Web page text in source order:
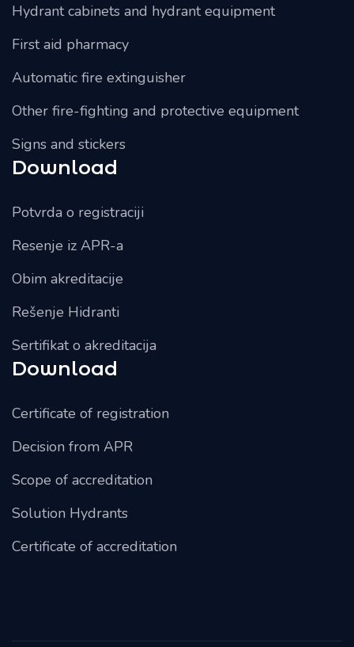
Hydrant cabinets and hydrant equipment
First aid pharmacy
Automatic fire extinguisher
Other fire-fighting and protective equipment
Signs and stickers
Download
Potvrda o registraciji
Resenje iz APR-a
Obim akreditacije
Rešenje Hidranti
Sertifikat o akreditacija
Download
Certificate of registration
Decision from APR
Scope of accreditation
Solution Hydrants
Certificate of accreditation